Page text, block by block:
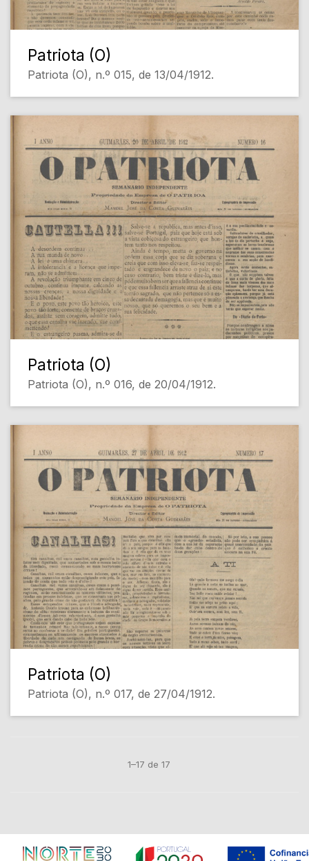
Patriota (O)
Patriota (O), n.º 015, de 13/04/1912.
Patriota (O)
Patriota (O), n.º 016, de 20/04/1912.
Patriota (O)
Patriota (O), n.º 017, de 27/04/1912.
1–17 de 17